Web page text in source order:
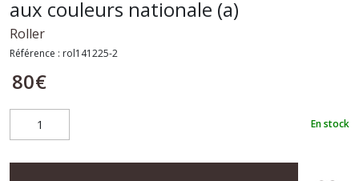
aux couleurs nationale (a)
Roller
Référence : rol141225-2
80€
En stock